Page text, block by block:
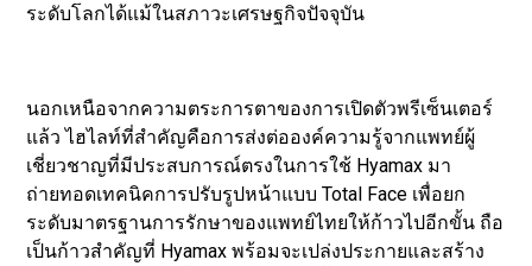
ระดับโลกได้แม้ในสภาวะเศรษฐกิจปัจจุบัน
นอกเหนือจากความตระการตาของการเปิดตัวพรีเซ็นเตอร์
แล้ว ไฮไลท์ที่สำคัญคือการส่งต่อองค์ความรู้จากแพทย์ผู้
เชี่ยวชาญที่มีประสบการณ์ตรงในการใช้ Hyamax มา
ถ่ายทอดเทคนิคการปรับรูปหน้าแบบ Total Face เพื่อยก
ระดับมาตรฐานการรักษาของแพทย์ไทยให้ก้าวไปอีกขั้น ถือ
เป็นก้าวสำคัญที่ Hyamax พร้อมจะเปล่งประกายและสร้าง